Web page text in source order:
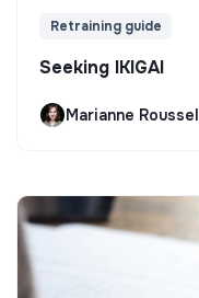
Retraining guide
Seeking IKIGAI
Marianne Roussel